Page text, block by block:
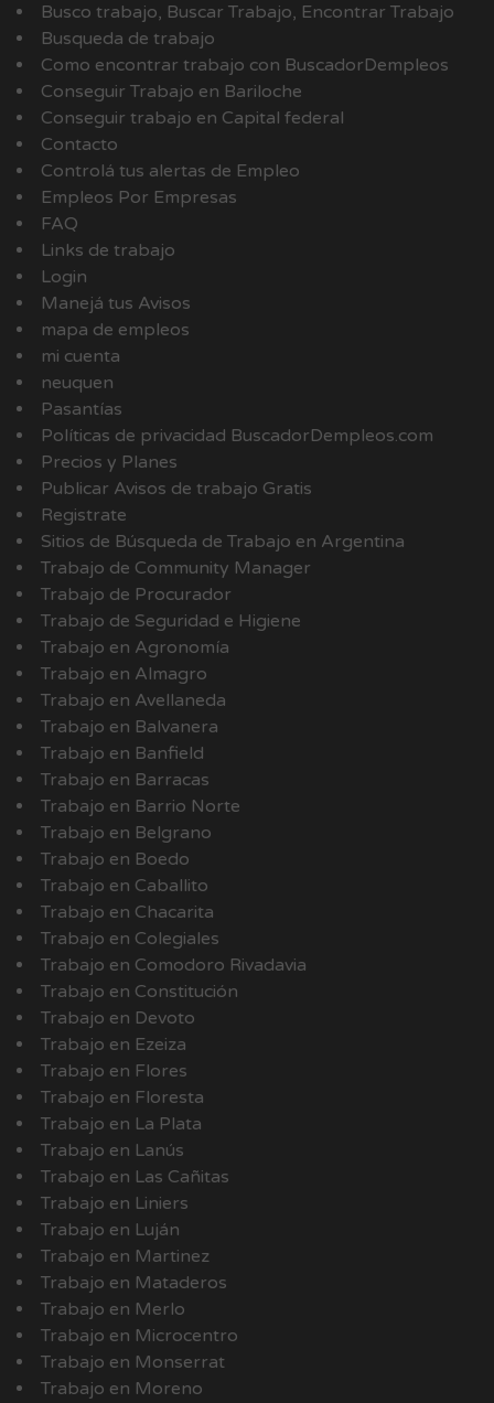
Busco trabajo, Buscar Trabajo, Encontrar Trabajo
Busqueda de trabajo
Como encontrar trabajo con BuscadorDempleos
Conseguir Trabajo en Bariloche
Conseguir trabajo en Capital federal
Contacto
Controlá tus alertas de Empleo
Empleos Por Empresas
FAQ
Links de trabajo
Login
Manejá tus Avisos
mapa de empleos
mi cuenta
neuquen
Pasantías
Políticas de privacidad BuscadorDempleos.com
Precios y Planes
Publicar Avisos de trabajo Gratis
Registrate
Sitios de Búsqueda de Trabajo en Argentina
Trabajo de Community Manager
Trabajo de Procurador
Trabajo de Seguridad e Higiene
Trabajo en Agronomía
Trabajo en Almagro
Trabajo en Avellaneda
Trabajo en Balvanera
Trabajo en Banfield
Trabajo en Barracas
Trabajo en Barrio Norte
Trabajo en Belgrano
Trabajo en Boedo
Trabajo en Caballito
Trabajo en Chacarita
Trabajo en Colegiales
Trabajo en Comodoro Rivadavia
Trabajo en Constitución
Trabajo en Devoto
Trabajo en Ezeiza
Trabajo en Flores
Trabajo en Floresta
Trabajo en La Plata
Trabajo en Lanús
Trabajo en Las Cañitas
Trabajo en Liniers
Trabajo en Luján
Trabajo en Martinez
Trabajo en Mataderos
Trabajo en Merlo
Trabajo en Microcentro
Trabajo en Monserrat
Trabajo en Moreno